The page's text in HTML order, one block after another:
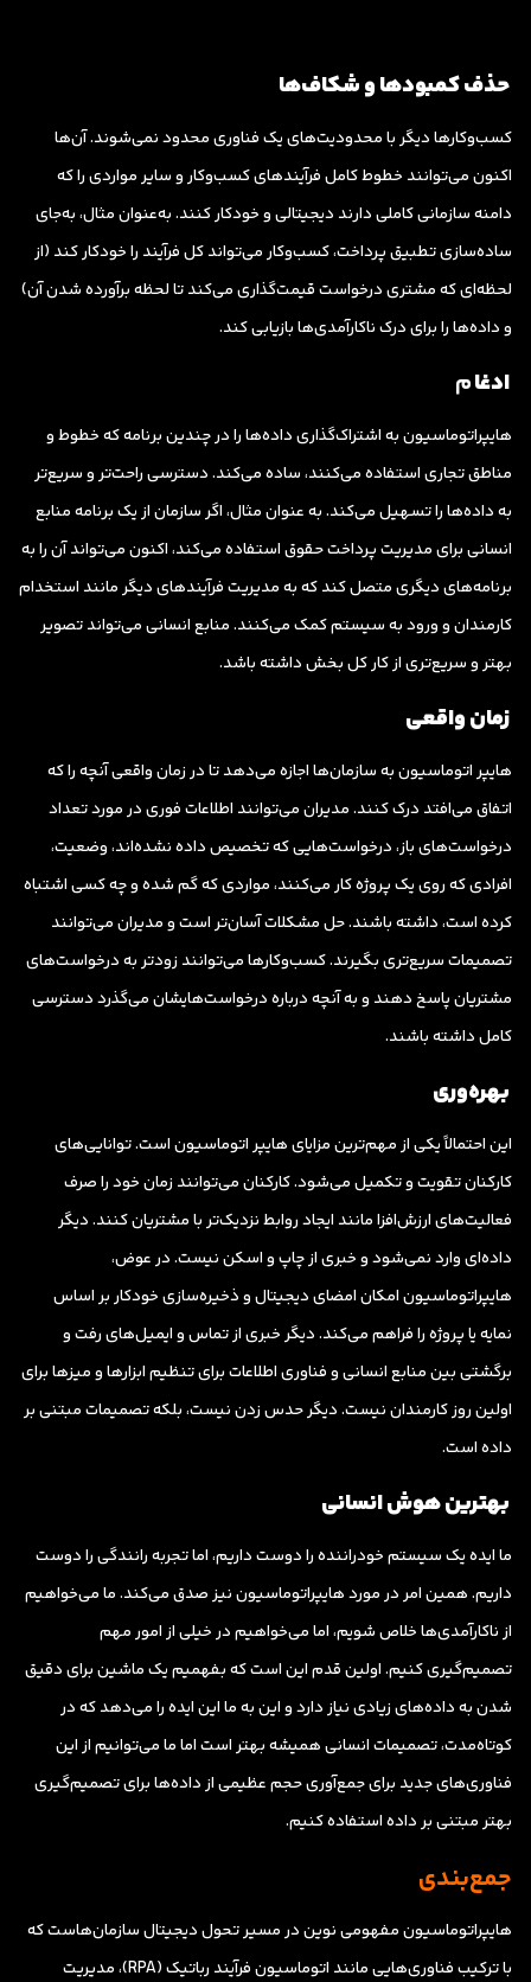
حذف کمبودها و شکاف‌ها
کسب‌وکارها دیگر با محدودیت‌های یک فناوری محدود نمی‌شوند. آن‌ها
اکنون می‌توانند خطوط کامل فرآیندهای کسب‌وکار و سایر مواردی را که
دامنه سازمانی کاملی دارند دیجیتالی و خودکار کنند. به‌عنوان مثال، به‌جای
ساده‌سازی تطبیق پرداخت، کسب‌وکار می‌تواند کل فرآیند را خودکار کند (از
لحظه‌ای که مشتری درخواست قیمت‌گذاری می‌کند تا لحظه برآورده شدن آن)
و داده‌ها را برای درک ناکارآمدی‌ها بازیابی کند.
ادغام
هایپراتوماسیون به اشتراک‌گذاری داده‌ها را در چندین برنامه که خطوط و
مناطق تجاری استفاده می‌کنند، ساده می‌کند. دسترسی راحت‌تر و سریع‌تر
به داده‌ها را تسهیل می‌کند. به عنوان مثال، اگر سازمان از یک برنامه منابع
انسانی برای مدیریت پرداخت حقوق استفاده می‌کند، اکنون می‌تواند آن را به
برنامه‌های دیگری متصل کند که به مدیریت فرآیندهای دیگر مانند استخدام
کارمندان و ورود به سیستم کمک می‌کنند. منابع انسانی می‌تواند تصویر
بهتر و سریع‌تری از کار کل بخش داشته باشد.
زمان واقعی
هایپر اتوماسیون به سازمان‌ها اجازه می‌دهد تا در زمان واقعی آنچه را که
اتفاق می‌افتد درک کنند. مدیران می‌توانند اطلاعات فوری در مورد تعداد
درخواست‌های باز، درخواست‌هایی که تخصیص داده نشده‌اند، وضعیت،
افرادی که روی یک پروژه کار می‌کنند، مواردی که گم شده و چه کسی اشتباه
کرده است، داشته باشند. حل مشکلات آسان‌تر است و مدیران می‌توانند
تصمیمات سریع‌تری بگیرند. کسب‌وکارها می‌توانند زودتر به درخواست‌های
مشتریان پاسخ دهند و به آنچه درباره درخواست‌هایشان می‌گذرد دسترسی
کامل داشته باشند.
بهره‌وری
این احتمالاً یکی از مهم‌ترین مزایای هایپر اتوماسیون است. توانایی‌های
کارکنان تقویت و تکمیل می‌شود. کارکنان می‌توانند زمان خود را صرف
فعالیت‌های ارزش‌افزا مانند ایجاد روابط نزدیک‌تر با مشتریان کنند. دیگر
داده‌ای وارد نمی‌شود و خبری از چاپ و اسکن نیست. در عوض،
هایپراتوماسیون امکان امضای دیجیتال و ذخیره‌سازی خودکار بر اساس
نمایه یا پروژه را فراهم می‌کند. دیگر خبری از تماس و ایمیل‌های رفت و
برگشتی بین منابع انسانی و فناوری اطلاعات برای تنظیم ابزارها و میزها برای
اولین روز کارمندان نیست. دیگر حدس زدن نیست، بلکه تصمیمات مبتنی بر
داده است.
بهترین هوش انسانی
ما ایده یک سیستم خودراننده را دوست داریم، اما تجربه رانندگی را دوست
داریم. همین امر در مورد هایپراتوماسیون نیز صدق می‌کند. ما می‌خواهیم
از ناکارآمدی‌ها خلاص شویم، اما می‌خواهیم در خیلی از امور مهم
تصمیم‌گیری کنیم. اولین قدم این است که بفهمیم یک ماشین برای دقیق
شدن به داده‌های زیادی نیاز دارد و این به ما این ایده را می‌دهد که در
کوتاه‌مدت، تصمیمات انسانی همیشه بهتر است اما ما می‌توانیم از این
فناوری‌های جدید برای جمع‌آوری حجم عظیمی از داده‌ها برای تصمیم‌گیری
بهتر مبتنی بر داده استفاده کنیم.
جمع‌بندی
هایپراتوماسیون مفهومی نوین در مسیر تحول دیجیتال سازمان‌هاست که
با ترکیب فناوری‌هایی مانند اتوماسیون فرآیند رباتیک (RPA)، مدیریت